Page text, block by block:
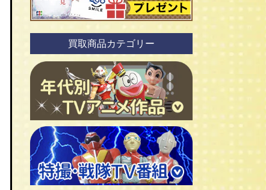
買取商品カテゴリー
ＴＶアニメ作品 1960年代
ＴＶアニメ作品 1970年代